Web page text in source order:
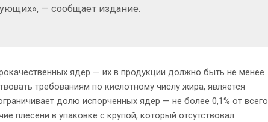
— сообщает издание.
ядер — их в продукции должно быть не менее
требованиям по кислотному числу жира, является
долю испорченных ядер — не более 0,1% от всего
плесени в упаковке с крупой, который отсутствовал